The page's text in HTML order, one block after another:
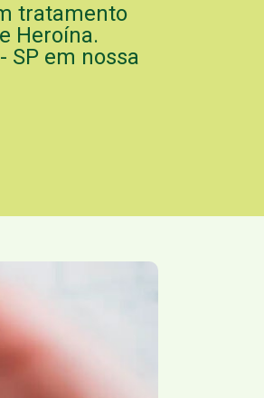
tratamento
Heroína.
SP em nossa